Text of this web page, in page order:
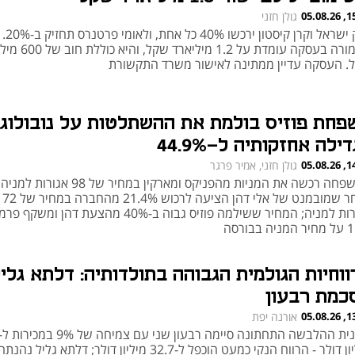
גולן חזני
דלק ישראל וקרן קיסטון ירכשו 40% כל אחת, ולאומי פרטנרס תחזיק ב-20%.
התמורה בעסקה עומדת על 1.2 מיליארד
העסקה עדיין ממתינה לאישור משרד התקשורת
פוזיס בולמת את ההשתלטות על
אחזקותיה ל-44.9%
גולן חזני, אמיר פרגר
המשפחה רכשה את המניות מהפניקס ומארקין במחיר של 98 אגורות
לאחר שמובמנט של אלי דהן הציעה לרכוש 21.4% מהחברה במחיר של 72
אגורות למניה; המחיר ששילמה פוזיס גבוה ב-40% מהצעת
הגולמית הגבוהה בתולדותיה: דלתא
רבעון
אורנה יפת
מיליון דולר - הרווח הנקי כמעט הוכפל ל-32.7 מיליון דולר; דלתא גליל